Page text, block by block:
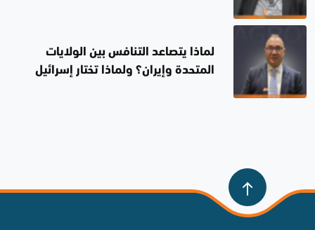
لماذا يتصاعد التنافس بين الولايات
المتحدة وإيران؟ ولماذا تختار إسرائيل